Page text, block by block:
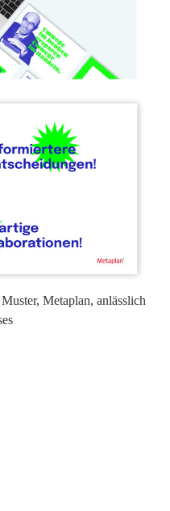
Metaplan, anlässlich